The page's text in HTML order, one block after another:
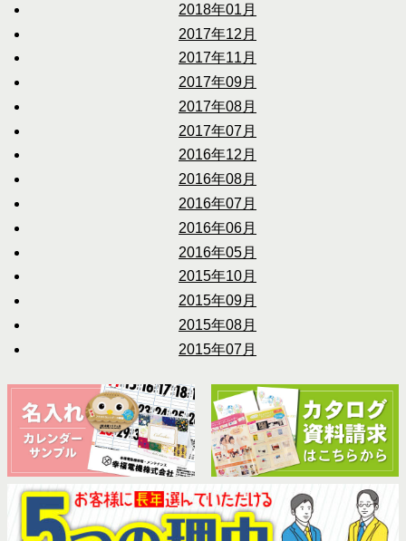
2018年01月
2017年12月
2017年11月
2017年09月
2017年08月
2017年07月
2016年12月
2016年08月
2016年07月
2016年06月
2016年05月
2015年10月
2015年09月
2015年08月
2015年07月